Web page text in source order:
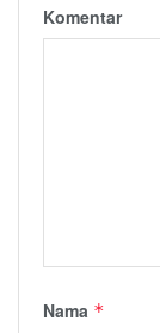
Komentar
Nama *